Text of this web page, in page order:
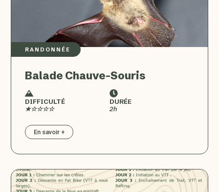
RANDONNÉE
Balade Chauve-Souris
DIFFICULTÉ
★☆☆☆☆
DURÉE
2h
En savoir +